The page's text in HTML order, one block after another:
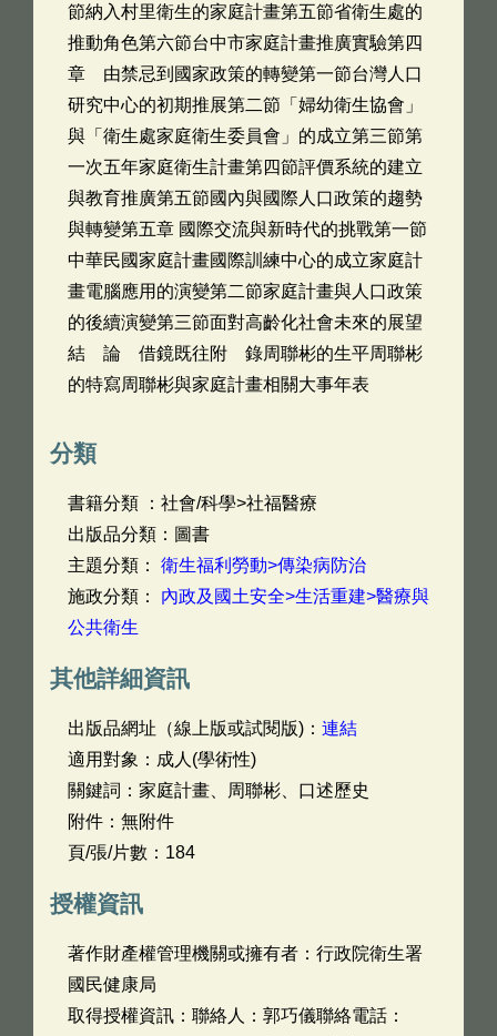
節納入村里衛生的家庭計畫第五節省衛生處的
推動角色第六節台中市家庭計畫推廣實驗第四
章 由禁忌到國家政策的轉變第一節台灣人口
研究中心的初期推展第二節「婦幼衛生協會」
與「衛生處家庭衛生委員會」的成立第三節第
一次五年家庭衛生計畫第四節評價系統的建立
與教育推廣第五節國內與國際人口政策的趨勢
與轉變第五章 國際交流與新時代的挑戰第一節
中華民國家庭計畫國際訓練中心的成立家庭計
畫電腦應用的演變第二節家庭計畫與人口政策
的後續演變第三節面對高齡化社會未來的展望
結 論 借鏡既往附 錄周聯彬的生平周聯彬
的特寫周聯彬與家庭計畫相關大事年表
分類
書籍分類 ：社會/科學>社福醫療
出版品分類：圖書
主題分類： 衛生福利勞動>傳染病防治
施政分類： 內政及國土安全>生活重建>醫療與
公共衛生
其他詳細資訊
出版品網址（線上版或試閱版)： 連結
適用對象：成人(學術性)
關鍵詞：家庭計畫、周聯彬、口述歷史
附件：無附件
頁/張/片數：184
授權資訊
著作財產權管理機關或擁有者：行政院衛生署
國民健康局
取得授權資訊：聯絡人：郭巧儀聯絡電話：